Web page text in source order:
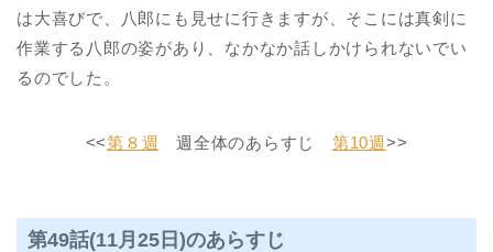
は大喜びで、八郎にも見せに行きますが、そこには真剣に
作業する八郎の姿があり、なかなか話しかけられないでい
るのでした。
<<第８週 週全体のあらすじ 第10週 >>
第49話(11月25日)のあらすじ